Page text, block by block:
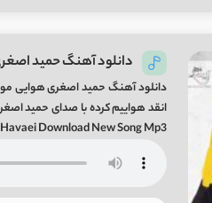
دانلود آهنگ حمید
دانلود آهنگ حمید اصغری هوایی
Havaei Download New Song Mp3 ترانه سرا : آسوتا کلانتری/تنظیم کننده : فرشاد یزدی